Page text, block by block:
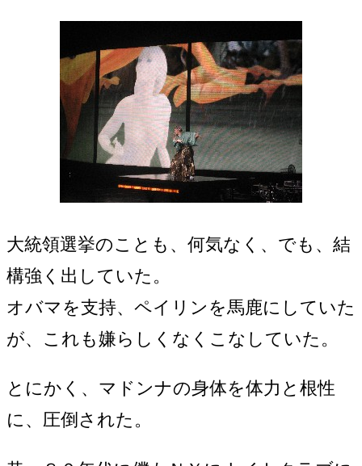
大統領選挙のことも、何気なく、でも、結
構強く出していた。
オバマを支持、ペイリンを馬鹿にしていた
が、これも嫌らしくなくこなしていた。
とにかく、マドンナの身体を体力と根性
に、圧倒された。